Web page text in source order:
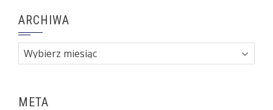
ARCHIWA
Archiwa
META